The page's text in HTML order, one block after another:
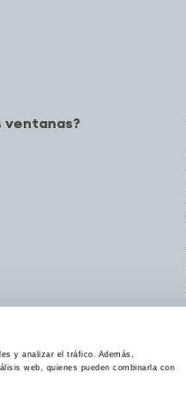
y analizar el tráfico. Además,
web, quienes pueden combinarla con
ventanas?